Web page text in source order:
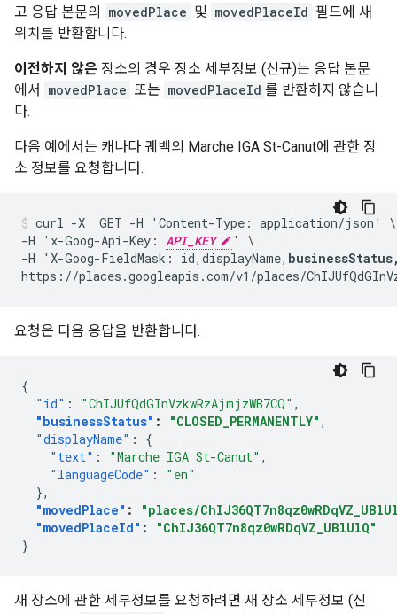
고 응답 본문의
movedPlace 및 movedPlaceId 필드에 새
위치를 반환합니다.
이전하지 않은 장소의 경우 장소 세부정보 (신규)는 응답 본문
에서
movedPlace 또는 movedPlaceId 를 반환하지 않습니
다.
다음 예에서는 캐나다 퀘벡의 Marche IGA St-Canut에 관한 장
소 정보를 요청합니다.
curl -X  GET -H 'Content-Type: application/json' \
-H 'x-Goog-Api-Key: API_KEY
' \
-H 'X-Goog-FieldMask: id,displayName,
요청은 다음 응답을 반환합니다.
{
"id" : "ChIJUfQdGInVzkwRzAjmjzWB7CQ" ,
"businessStatus" : "CLOSED_PERMANENTLY" ,
"displayName" :
{
"text" : "Marche IGA St-Canut" ,
"languageCode" :
"en"
},
"movedPlace" :
"places/
"movedPlaceId" :
"ChIJ36QT7n8qz0wRDqVZ_UBlUlQ"
}
새 장소에 관한 세부정보를 요청하려면 새 장소 세부정보 (신